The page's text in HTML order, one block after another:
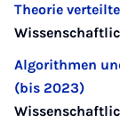
Theorie
Algorithmen
(bis 2023)